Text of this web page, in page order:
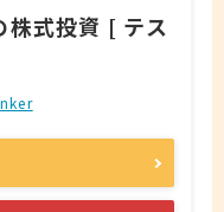
株式投資 [ テス